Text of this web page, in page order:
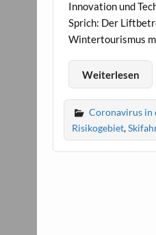
Innovation und
Sprich: Der
Wintertourismus
Weiterlesen
Coronavirus in
Risikogebiet,